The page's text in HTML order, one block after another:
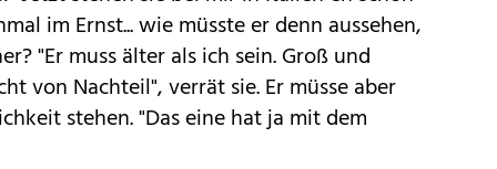
im Ernst... wie müsste er denn aussehen,
"Er muss älter als ich sein. Groß und
von Nachteil", verrät sie. Er müsse aber
stehen. "Das eine hat ja mit dem